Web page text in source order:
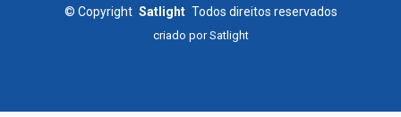
© Copyright Satlight Todos direitos reservados
criado porSatlight